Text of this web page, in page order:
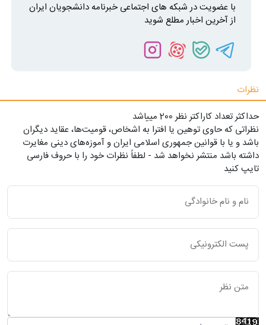
با عضویت در شبکه های اجتماعی خبرنامه دانشجویان ایران
از آخرین اخبار مطلع شوید
نظرات
حداکثر تعداد کاراکتر نظر 200 ميياشد
نظراتی که حاوی توهین یا افترا به اشخاص، قومیت‌ها، عقاید دیگران
باشد و یا با قوانین جمهوری اسلامی ایران و آموزه‌های دینی مغایرت
داشته باشد منتشر نخواهد شد - لطفاً نظرات خود را با حروف فارسی
تایپ کنید